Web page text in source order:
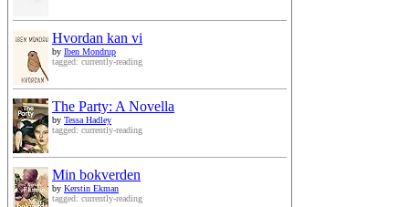
Hvordan kan vi
by Iben Mondrup
tagged: currently-reading
The Party: A Novella
by Tessa Hadley
tagged: currently-reading
Min bokverden
by Kerstin Ekman
tagged: currently-reading